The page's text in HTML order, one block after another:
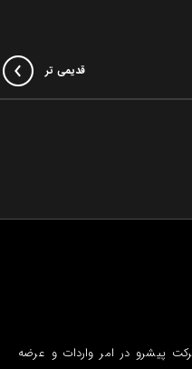
قدیمی تر
پیشرو در امر واردات و عرضه